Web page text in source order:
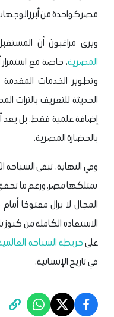
مصر كواحدة من أبرز
ويرى مراقبون أن
المصرية، خاصة مع
وتطوير الخدمات المقدمة
الحديثة للتعريف بالتراث
إضافة علمية فقط، بل
بالحضارة المصرية.
وفي النهاية، تبقى السياحة
تمتلكها مصر، ورغم ما
المجال لا يزال مفتوحًا
الاستفادة الكاملة من كنوز
علىخريطة السياحة
في تاريخ الإنسانية.